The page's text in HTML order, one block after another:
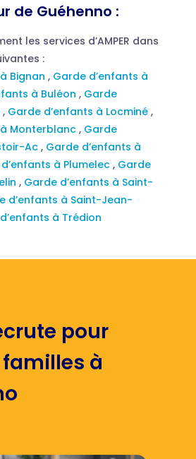
de Guéhenno :
les services d’AMPER dans
:
Bignan , Garde d’enfants à
à Buléon , Garde
, Garde d’enfants à Locminé ,
Monterblanc , Garde
Ac , Garde d’enfants à
à Plumelec , Garde
, Garde d’enfants à Saint-
d’enfants à Saint-Jean-
à Trédion
pour
à